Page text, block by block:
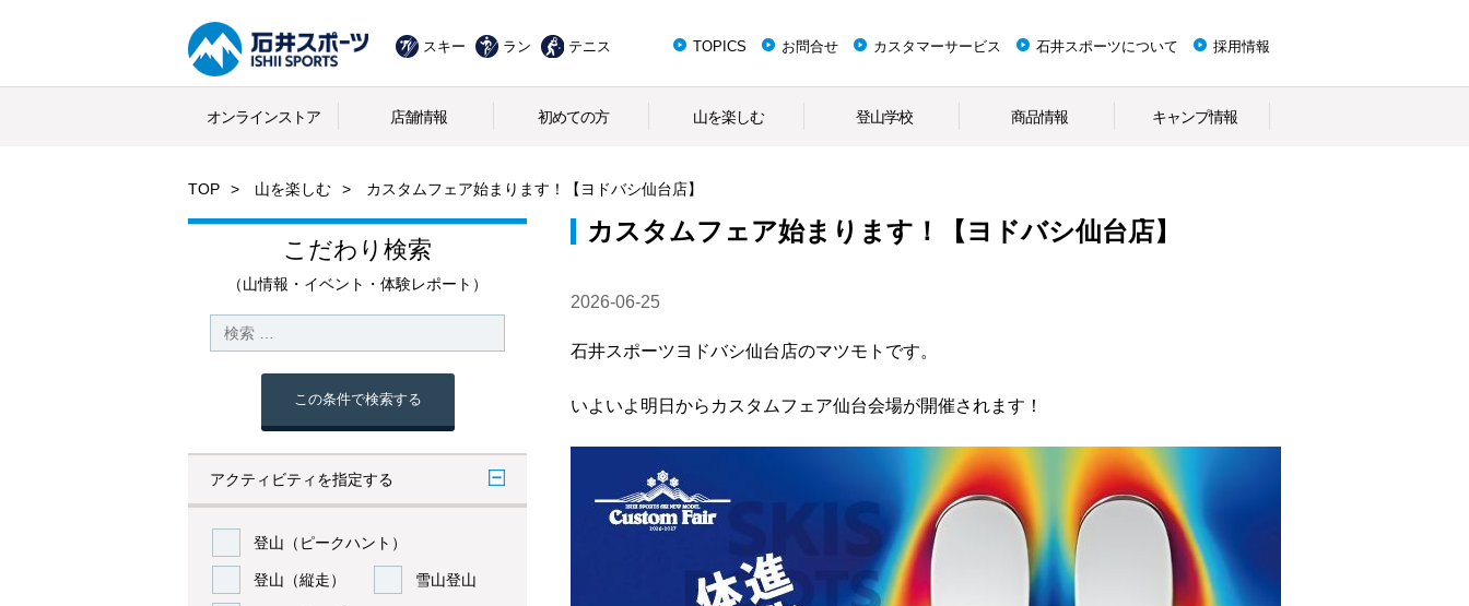
スキー ラン テニス TOPICS お問合せ カスタマーサービス 石井スポーツについて 採用情報
オンラインストア 店舗情報 初めての方 山を楽しむ 登山学校 商品情報 キャンプ情報
TOP 山を楽しむ カスタムフェア始まります！【ヨドバシ仙台店】
こだわり検索
（山情報・イベント・体験レポート）
この条件で検索する
アクティビティを指定する
登山（ピークハント）
登山（縦走） 雪山登山
カスタムフェア始まります！【ヨドバシ仙台店】
2026-06-25
石井スポーツヨドバシ仙台店のマツモトです。
いよいよ明日からカスタムフェア仙台会場が開催されます！